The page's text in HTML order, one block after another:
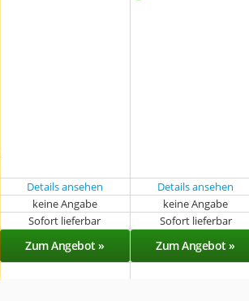
Details ansehen Details ansehen
keine Angabe keine Angabe
Sofort lieferbar Sofort lieferbar
Zum Angebot » Zum Angebot »